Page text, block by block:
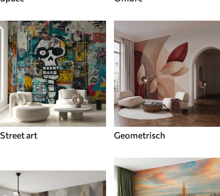
Street art Geometrisch